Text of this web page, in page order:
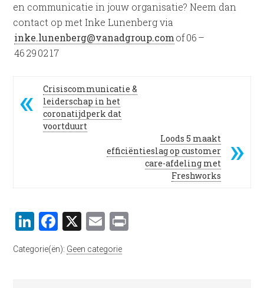
en communicatie in jouw organisatie? Neem dan
contact op met Inke Lunenberg via
inke.lunenberg@vanadgroup.comof 06 –
46 29 02 17
Crisiscommunicatie &
leiderschap in het
coronatijdperk dat
voortduurt
Loods 5 maakt
efficiëntieslag op customer
care-afdeling met
Freshworks
LinkedIn
Facebook
X Email
Categorie(ën): Geen categorie